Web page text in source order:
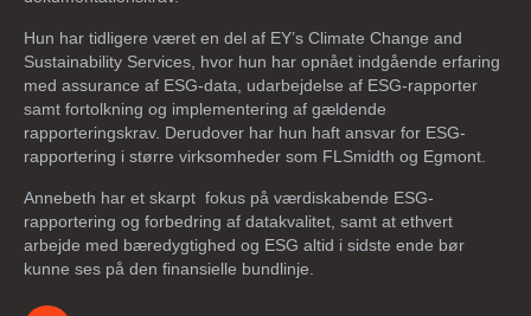
Hun har tidligere været en del af EY’s Climate Change and
Sustainability Services, hvor hun har opnået indgående erfaring
med assurance af ESG-data, udarbejdelse af ESG-rapporter
samt fortolkning og implementering af gældende
rapporteringskrav. Derudover har hun haft ansvar for ESG-
rapportering i større virksomheder som FLSmidth og Egmont.
Annebeth har et skarpt fokus på værdiskabende ESG-
rapportering og forbedring af datakvalitet, samt at ethvert
arbejde med bæredygtighed og ESG altid i sidste ende bør
kunne ses på den finansielle bundlinje.